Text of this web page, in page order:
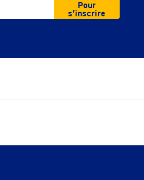
Pour
s’inscrire